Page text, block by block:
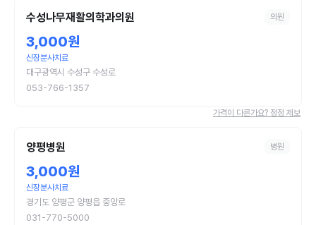
수성나무재활의학과의원 의원
3,000원
신장분사치료
대구광역시 수성구 수성로
053-766-1357
가격이 다른가요? 정정 제보
양평병원 병원
3,000원
신장분사치료
경기도 양평군 양평읍 중앙로
031-770-5000